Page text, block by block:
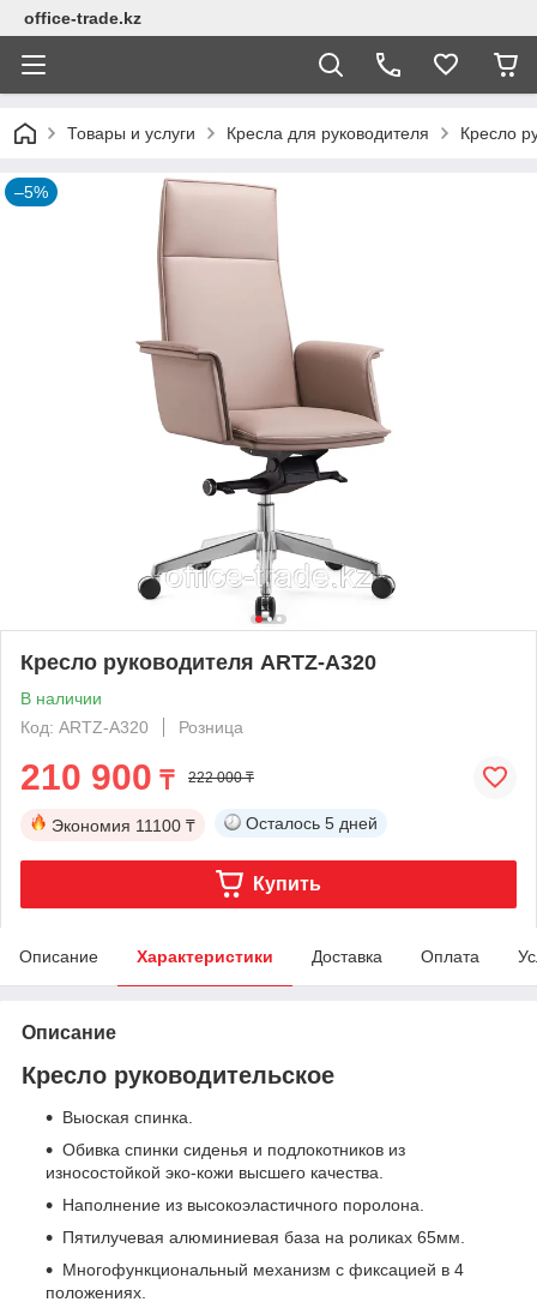
office-trade.kz
Товары и услуги Кресла для руководителя Кресло
–5%
Кресло руководителя ARTZ-A320
В наличии
Код: ARTZ-A320
Розница
210 900 ₸ 222 000 ₸
Экономия 11100 ₸ Осталось 5 дней
Купить
Описание Характеристики Доставка Оплата
Описание
Кресло руководительское
Выоская спинка.
Обивка спинки сиденья и подлокотников из
износостойкой эко-кожи высшего качества.
Наполнение из высокоэластичного поролона.
Пятилучевая алюминиевая база на роликах 65мм.
Многофункциональный механизм с фиксацией в 4
положениях.